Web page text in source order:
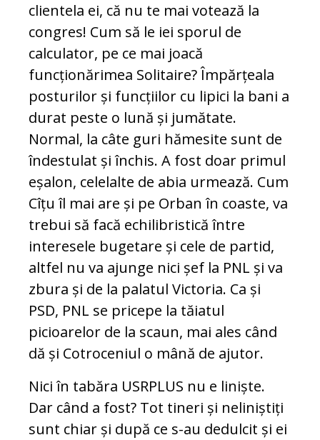
clientela ei, că nu te mai votează la
congres! Cum să le iei sporul de
calculator, pe ce mai joacă
funcționărimea Solitaire? Împărțeala
posturilor și funcțiilor cu lipici la bani a
durat peste o lună și jumătate.
Normal, la câte guri hămesite sunt de
îndestulat și închis. A fost doar primul
eșalon, celelalte de abia urmează. Cum
Cîțu îl mai are și pe Orban în coaste, va
trebui să facă echilibristică între
interesele bugetare și cele de partid,
altfel nu va ajunge nici șef la PNL și va
zbura și de la palatul Victoria. Ca și
PSD, PNL se pricepe la tăiatul
picioarelor de la scaun, mai ales când
dă și Cotroceniul o mână de ajutor.
Nici în tabăra USRPLUS nu e liniște.
Dar când a fost? Tot tineri și neliniștiți
sunt chiar și după ce s-au dedulcit și ei